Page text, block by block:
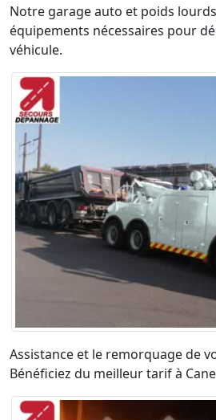
Notre garage auto et poids
équipements nécessaires pour
véhicule.
Assistance et le remorquage de
Bénéficiez du meilleur tarif à